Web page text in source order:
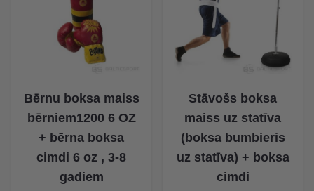
Bērnu boksa maiss
bērniem1200 6 OZ
+ bērna boksa
cimdi 6 oz , 3-8
gadiem
Stāvošs boksa
maiss uz statīva
(boksa bumbieris
uz statīva) + boksa
cimdi